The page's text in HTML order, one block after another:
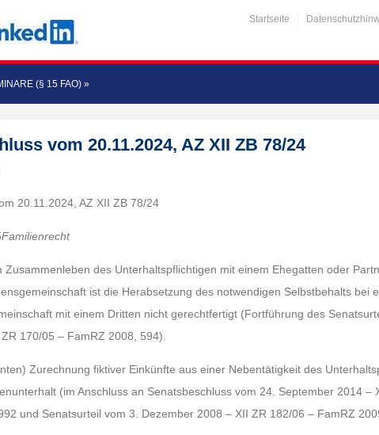
Startseite
(§ 15 FAO) »
vom 20.11.2024, AZ XII ZB 78/24
20.11.2024, AZ XII ZB 78/24
Familienrecht
Zusammenleben des Unterhaltspflichtigen mit einem Ehegatten oder
ist die Herabsetzung des notwendigen Selbstbehalts bei
mit einem Dritten nicht gerechtfertigt (Fortführung des
170/05 – FamRZ 2008, 594).
Zurechnung fiktiver Einkünfte aus einer Nebentätigkeit des
(im Anschluss an Senatsbeschluss vom 24. September 2014 –
und Senatsurteil vom 3. Dezember 2008 – XII ZR 182/06 – FamRZ